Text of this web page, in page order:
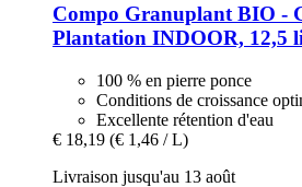
Compo Granuplant BIO -​
Plantation INDOOR, 12,5
100 % en pierre ponce
Conditions de croissance
Excellente rétention d'eau
€ 18,19 (€ 1,46 / L)
Livraison jusqu'au 13 août